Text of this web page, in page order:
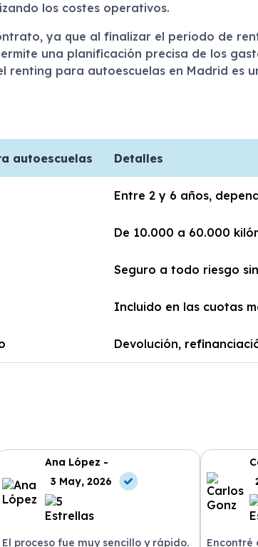
los costes operativos.
ya que al finalizar el periodo de
una planificación precisa de los
para autoescuelas en Madrid es
autoescuelas Detalles
Entre 2 y 6 años,
De 10.000 a 60.000
Seguro a todo riesgo
Incluido en las cuotas
Devolución,
Ana López -
3 May, 2026
El proceso fue muy sencillo y rápido.
Encontré